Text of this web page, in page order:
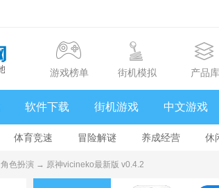
游戏榜单 街机模拟 产品库
软件下载 街机游戏 中文游戏
体育竞速 冒险解谜 养成经营 休
角色扮演 → 原神vicineko最新版 v0.4.2